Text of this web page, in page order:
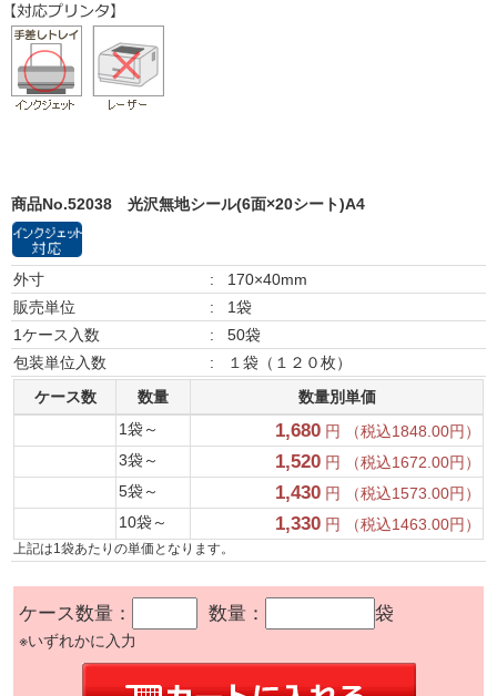
商品No.52038 光沢無地シール(6面×20シート)A4
外寸 :
170×40mm
販売単位
:
1袋
1ケース入数
:
50袋
包装単位入数
:
１袋（１２０枚）
ケース数
数量
数量別単価
1袋～
1,680 円 （税込1848.00円）
3袋～
1,520 円 （税込1672.00円）
5袋～
1,430 円 （税込1573.00円）
10袋～
1,330 円 （税込1463.00円）
上記は1袋あたりの単価となります。
ケース数量： 数量： 袋
※いずれかに入力